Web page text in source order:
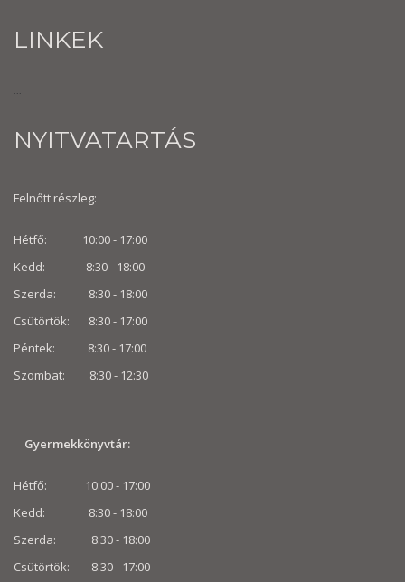
LINKEK
...
NYITVATARTÁS
Felnőtt részleg:
Hétfő: 10:00 - 17:00
Kedd: 8:30 - 18:00
Szerda: 8:30 - 18:00
Csütörtök: 8:30 - 17:00
Péntek: 8:30 - 17:00
Szombat: 8:30 - 12:30
Gyermekkönyvtár:
Hétfő: 10:00 - 17:00
Kedd: 8:30 - 18:00
Szerda: 8:30 - 18:00
Csütörtök: 8:30 - 17:00